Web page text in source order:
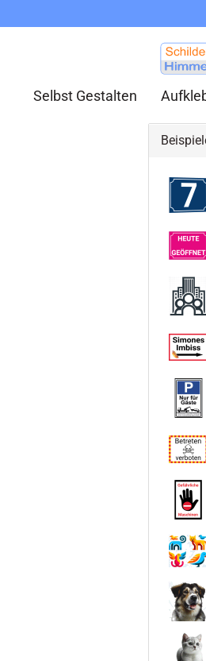
Selbst Gestalten